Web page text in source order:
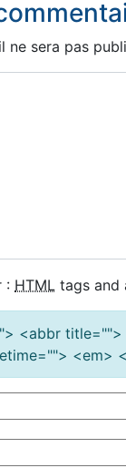
ne sera pas
: HTML tags and
<abbr
<em>